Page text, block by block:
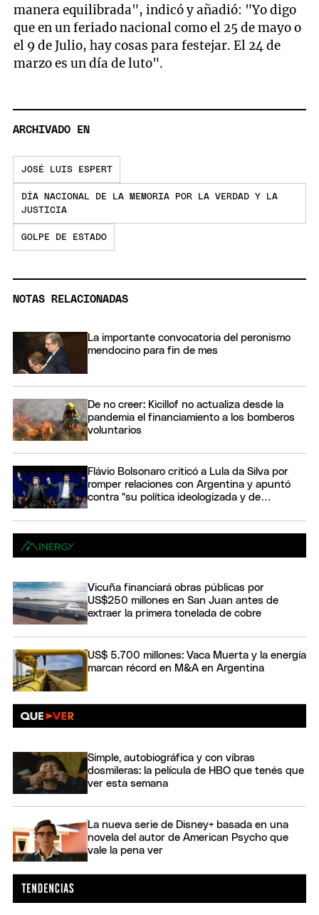
manera equilibrada", indicó y añadió: "Yo digo
que en un feriado nacional como el 25 de mayo o
el 9 de Julio, hay cosas para festejar. El 24 de
marzo es un día de luto".
ARCHIVADO EN
JOSÉ LUIS ESPERT
DÍA NACIONAL DE LA MEMORIA POR LA VERDAD Y LA
JUSTICIA
GOLPE DE ESTADO
NOTAS RELACIONADAS
La importante convocatoria del peronismo
mendocino para fin de mes
De no creer: Kicillof no actualiza desde la
pandemia el financiamiento a los bomberos
voluntarios
Flávio Bolsonaro criticó a Lula da Silva por
romper relaciones con Argentina y apuntó
contra "su política ideologizada y de
Vicuña financiará obras públicas por
US$250 millones en San Juan antes de
extraer la primera tonelada de cobre
US$ 5.700 millones: Vaca Muerta y la energía
marcan récord en M&A en Argentina
Simple, autobiográfica y con vibras
dosmileras: la película de HBO que tenés que
ver esta semana
La nueva serie de Disney+ basada en una
novela del autor de American Psycho que
vale la pena ver